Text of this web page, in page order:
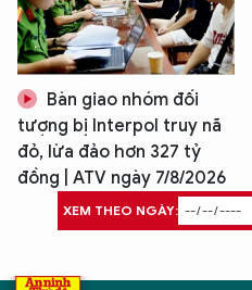
Bàn giao nhóm đối
tượng bị Interpol truy nã
đỏ, lừa đảo hơn 327 tỷ
đồng | ATV ngày 7/8/2026
XEM THEO NGÀY: